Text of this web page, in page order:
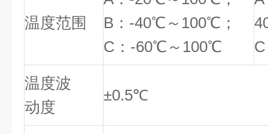
温度范围
B：-40℃～100℃；
C：-60℃～100℃
温度波
动度
±0.5℃